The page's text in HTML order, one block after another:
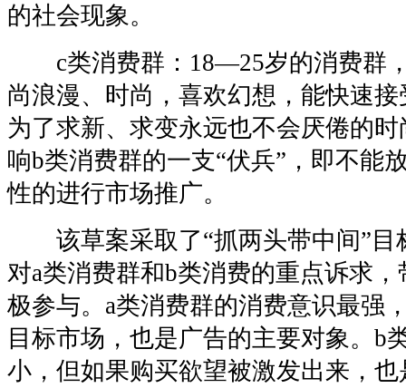
的社会现象。
c类消费群：18—25岁的消费群
尚浪漫、时尚，喜欢幻想，能快速
为了求新、求变永远也不会厌倦的
响b类消费群的一支“伏兵”，即不能
性的进行市场推广。
该草案采取了“抓两头带中间”目
对a类消费群和b类消费的重点诉求
极参与。a类消费群的消费意识最强
目标市场，也是广告的主要对象。b
小，但如果购买欲望被激发出来，